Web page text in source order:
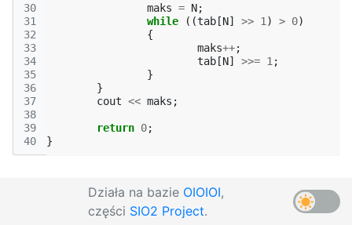
30
31
32
33
34
35
36
37
38
39
40
maks = N;
while
((tab [N] >> 1 ) > 0)
{
maks++;
tab [N] >>= 1 ;
}
}
cout << maks ;
return 0;
}
Działa na bazie OIOIOI,
części SIO2 Project.